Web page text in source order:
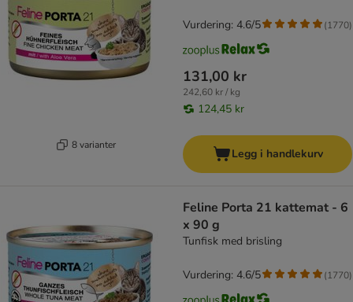
8 varianter
131,00 kr
242,60 kr / kg
124,45 kr
Vurdering: 4.6/5 (1770)
Legg i handlekurv
Feline Porta 21 kattemat - 6
x 90 g
Tunfisk med brisling
Vurdering: 4.6/5 (1770)